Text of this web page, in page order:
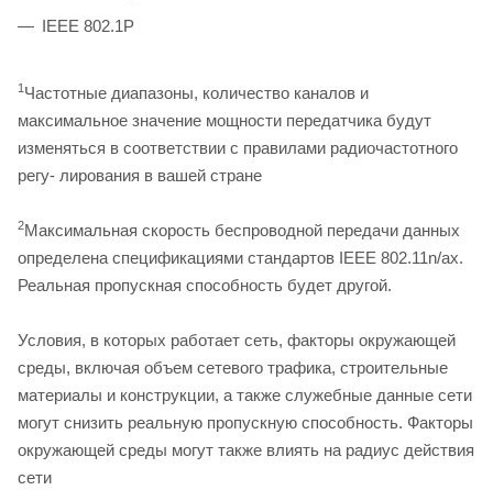
IEEE 802.1P
1 Частотные диапазоны, количество каналов и
максимальное значение мощности передатчика будут
изменяться в соответствии с правилами радиочастотного
регу- лирования в вашей стране
2Максимальная скорость беспроводной передачи данных
определена спецификациями стандартов IEEE 802.11n/аx.
Реальная пропускная способность будет другой.
Условия, в которых работает сеть, факторы окружающей
среды, включая объем сетевого трафика, строительные
материалы и конструкции, а также служебные данные сети
могут снизить реальную пропускную способность. Факторы
окружающей среды могут также влиять на радиус действия
сети